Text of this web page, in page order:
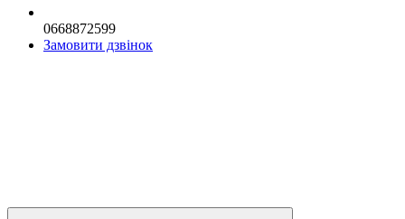
0668872599
Замовити дзвінок